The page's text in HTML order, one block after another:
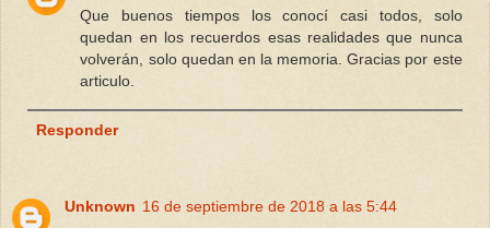
Que buenos tiempos los conocí casi todos, solo
quedan en los recuerdos esas realidades que nunca
volverán, solo quedan en la memoria. Gracias por este
articulo.
Responder
Unknown 16 de septiembre de 2018 a las 5:44